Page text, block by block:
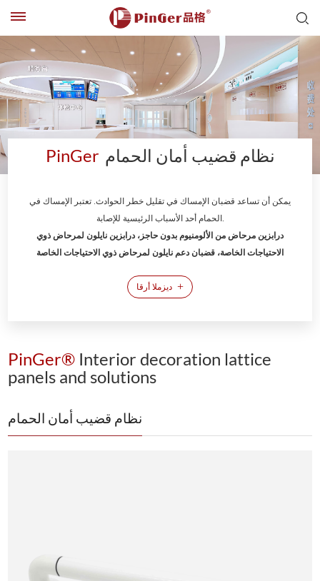
PinGer نظام قضيب أمان الحمام
يمكن أن تساعد قضبان الإمساك في تقليل خطر الحوادث. تعتبر الإمساك في
الحمام أحد الأسباب الرئيسية للإصابة.
درابزين مرحاض من الألومنيوم بدون حاجز، درابزين نايلون لمرحاض ذوي
الاحتياجات الخاصة، قضبان دعم نايلون لمرحاض ذوي الاحتياجات الخاصة
ديزملا أرقا +
PinGer® Interior decoration lattice
panels and solutions
نظام قضيب أمان الحمام